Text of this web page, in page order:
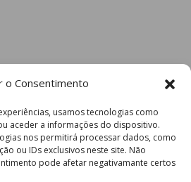
o Consentimento
usamos tecnologias como
aceder a informações do dispositivo.
nos permitirá processar dados, como
ou IDs exclusivos neste site. Não
pode afetar negativamante certos